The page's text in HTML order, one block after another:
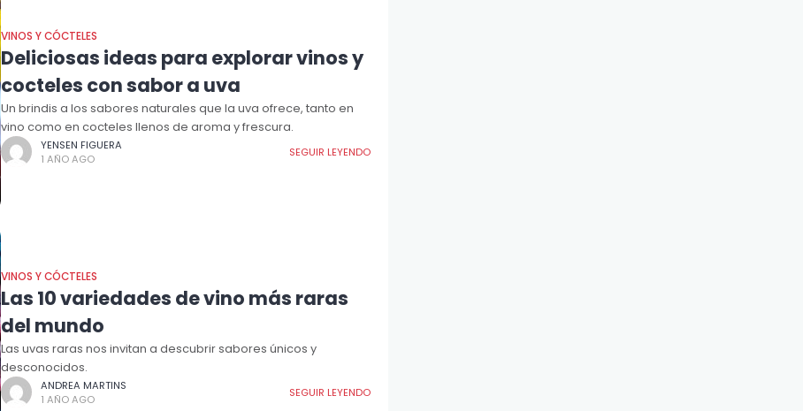
VINOS Y CÓCTELES
Deliciosas ideas para explorar vinos y
cocteles con sabor a uva
Un brindis a los sabores naturales que la uva ofrece, tanto en
vino como en cocteles llenos de aroma y frescura.
YENSEN FIGUERA
1 AÑO AGO
SEGUIR LEYENDO
VINOS Y CÓCTELES
Las 10 variedades de vino más raras
del mundo
Las uvas raras nos invitan a descubrir sabores únicos y
desconocidos.
ANDREA MARTINS
1 AÑO AGO
SEGUIR LEYENDO